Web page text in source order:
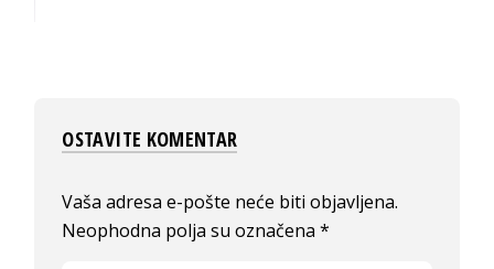
OSTAVITE KOMENTAR
Vaša adresa e-pošte neće biti objavljena.
Neophodna polja su označena*